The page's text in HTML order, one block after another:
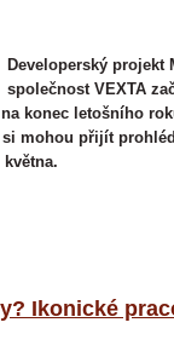
Developerský projekt
společnost VEXTA
konec letošního
mohou přijít
Ikonické